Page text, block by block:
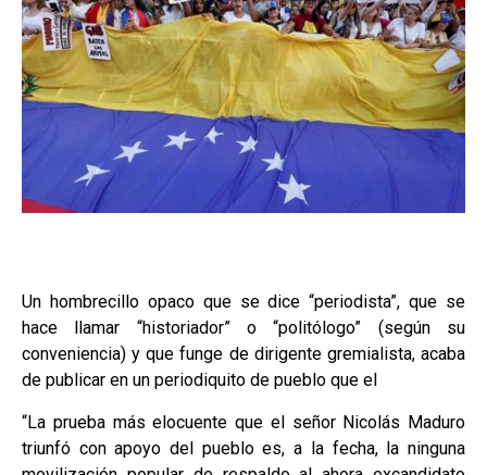
Un hombrecillo opaco que se dice “periodista”, que se
hace llamar “historiador” o “politólogo” (según su
conveniencia) y que funge de dirigente gremialista, acaba
de publicar en un periodiquito de pueblo que el
“La prueba más elocuente que el señor Nicolás Maduro
triunfó con apoyo del pueblo es, a la fecha, la ninguna